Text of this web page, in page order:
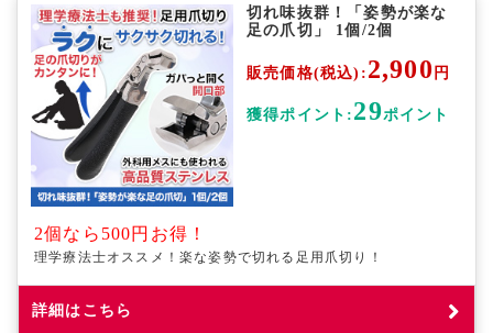
切れ味抜群！「姿勢が楽な
足の爪切」 1個/2個
販売価格(税込): 2,900 円
獲得ポイント: 29ポイント
2個なら500円お得！
理学療法士オススメ！楽な姿勢で切れる足用爪切り！
詳細はこちら